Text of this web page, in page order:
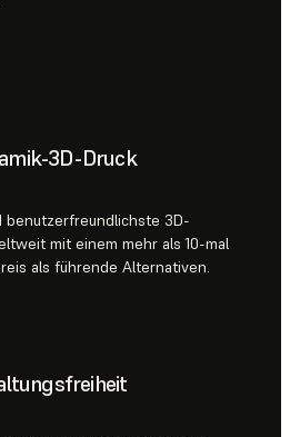
3D-Druck
3D-
mit einem mehr als 10-mal
als führende Alternativen.